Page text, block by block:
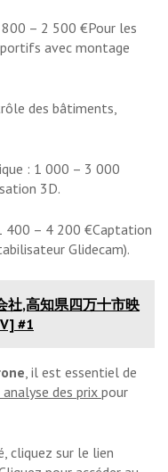
– 2 500 €Pour les
avec montage
des bâtiments,
: 1 000 – 3 000
3D.
400 – 4 200 €Captation
Glidecam).
社,高知県四万十市映
#1
, il est essentiel de
des prix pour
cliquez sur le lien